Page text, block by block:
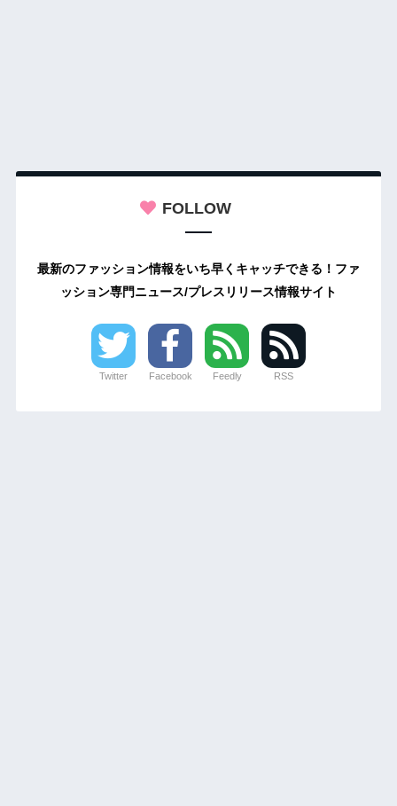
FOLLOW
最新のファッション情報をいち早くキャッチできる！ファ
ッション専門ニュース/プレスリリース情報サイト
Twitter Facebook Feedly RSS